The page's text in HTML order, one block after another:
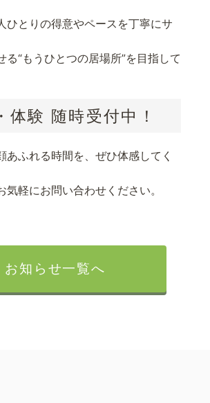
ひとりの得意やペースを丁寧にサ
る“もうひとつの居場所”を目指して
体験 随時受付中！
あふれる時間を、ぜひ体感してく
気軽にお問い合わせください。
お知らせ一覧へ